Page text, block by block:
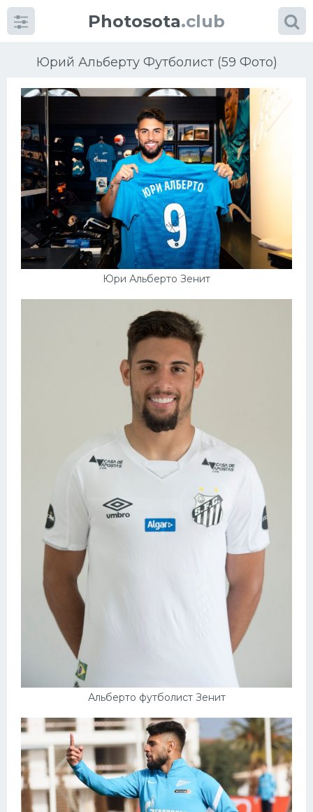
Photosota.club
Юрий Альберту Футболист (59 Фото)
Юри Альберто Зенит
Альберто футболист Зенит
КатегорииФото
Еще картинки...
Футбол
Баскетбол
Конькобежный спорт